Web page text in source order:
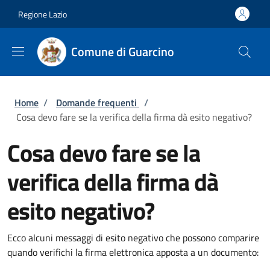
Regione Lazio
Comune di Guarcino
Briciole di pane
Home / Domande frequenti /
Cosa devo fare se la verifica della firma dà esito negativo?
Cosa devo fare se la
verifica della firma dà
esito negativo?
Ecco alcuni messaggi di esito negativo che possono comparire
quando verifichi la firma elettronica apposta a un documento: